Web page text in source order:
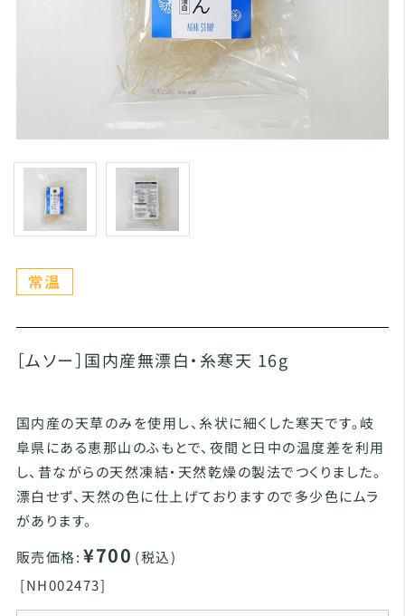
［ムソー］国内産無漂白・糸寒天 16g
国内産の天草のみを使用し、糸状に細くした寒天です。岐
阜県にある恵那山のふもとで、夜間と日中の温度差を利用
し、昔ながらの天然凍結・天然乾燥の製法でつくりました。
漂白せず、天然の色に仕上げておりますので多少色にムラ
があります。
販売価格: ¥700 (税込)
[NH002473]